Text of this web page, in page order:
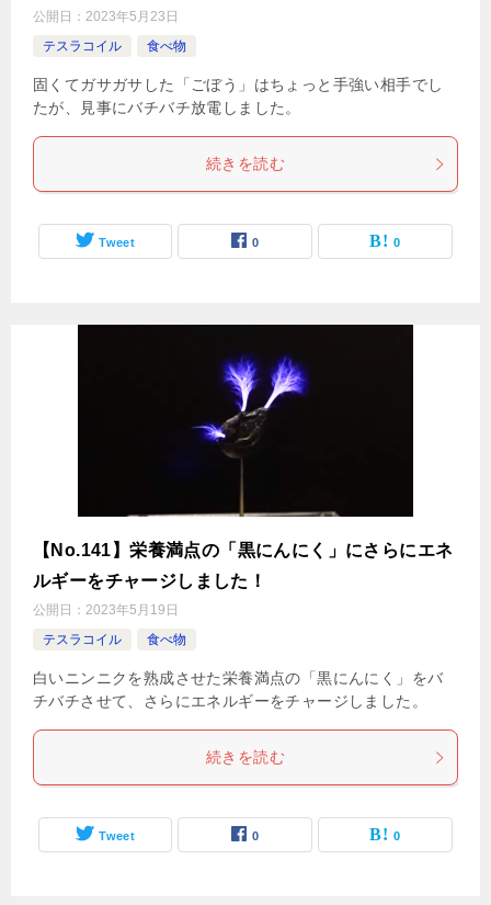
公開日： 2023年5月23日
テスラコイル
食べ物
固くてガサガサした「ごぼう」はちょっと手強い相手でし
たが、見事にバチバチ放電しました。
続きを読む
Tweet 0 0
【No.141】栄養満点の「黒にんにく」にさらにエネ
ルギーをチャージしました！
公開日： 2023年5月19日
テスラコイル
食べ物
白いニンニクを熟成させた栄養満点の「黒にんにく」をバ
チバチさせて、さらにエネルギーをチャージしました。
続きを読む
Tweet 0 0